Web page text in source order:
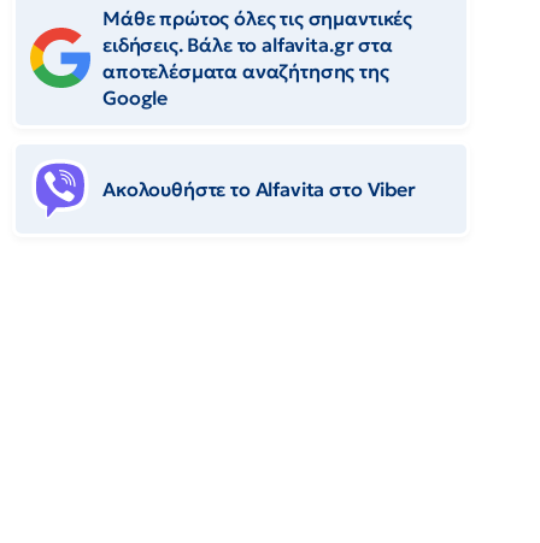
Μάθε πρώτος όλες τις σημαντικές
ειδήσεις. Βάλε το alfavita.gr στα
αποτελέσματα αναζήτησης της
Google
Ακολουθήστε το Αlfavita στο Viber